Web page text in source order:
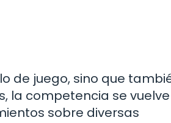
de juego, sino que
la competencia se
sobre diversas